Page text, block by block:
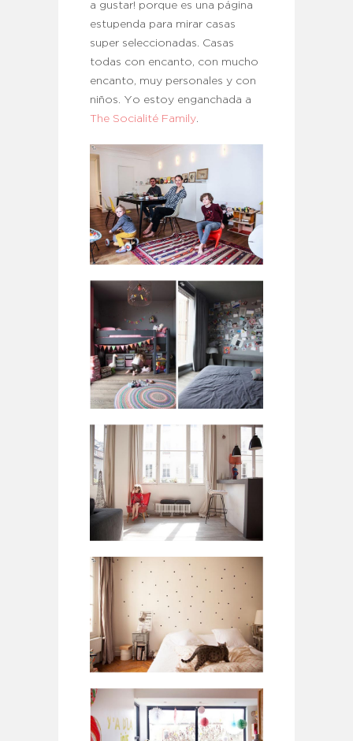
a gustar! porque es una página
estupenda para mirar casas
super seleccionadas. Casas
todas con encanto, con mucho
encanto, muy personales y con
niños. Yo estoy enganchada a
The Socialité Family